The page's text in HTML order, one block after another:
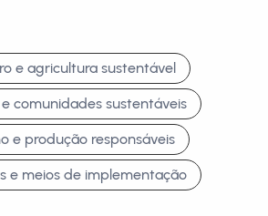
e agricultura sustentável
e comunidades sustentáveis
e produção responsáveis
e meios de implementação